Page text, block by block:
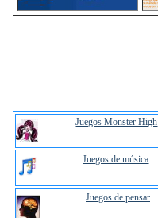
Juegos Monster High
Juegos de música
Juegos de pensar